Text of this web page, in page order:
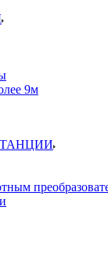
9м